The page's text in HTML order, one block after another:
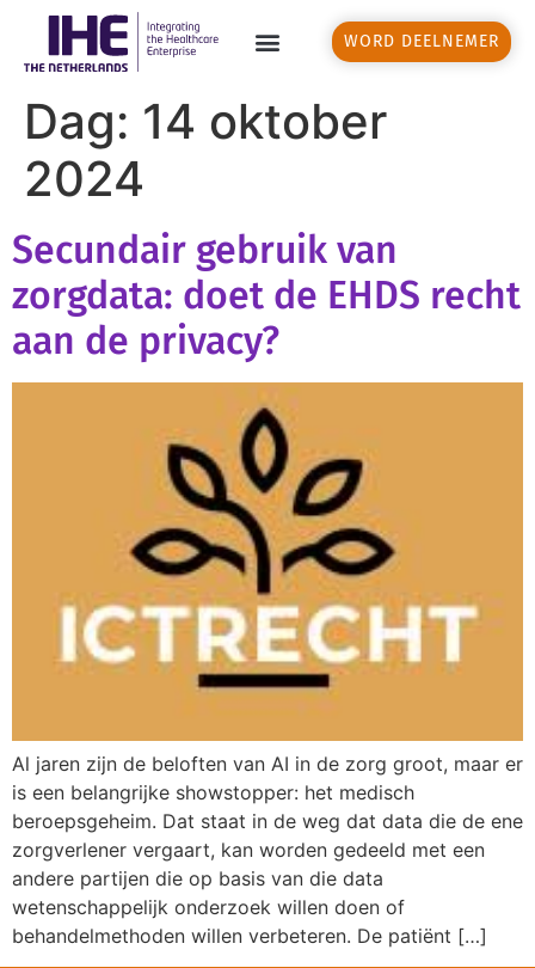
WORD DEELNEMER
Dag: 14 oktober
2024
Secundair gebruik van
zorgdata: doet de EHDS recht
aan de privacy?
Al jaren zijn de beloften van AI in de zorg groot, maar er
is een belangrijke showstopper: het medisch
beroepsgeheim. Dat staat in de weg dat data die de ene
zorgverlener vergaart, kan worden gedeeld met een
andere partijen die op basis van die data
wetenschappelijk onderzoek willen doen of
behandelmethoden willen verbeteren. De patiënt […]